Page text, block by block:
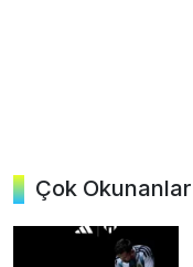
Çok Okunanlar